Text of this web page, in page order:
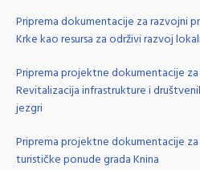
Priprema dokumentacije za razvojni
Krke kao resursa za održivi razvoj
Priprema projektne dokumentacije
Revitalizacija infrastrukture i
jezgri
Priprema projektne dokumentacije
turističke ponude grada Knina